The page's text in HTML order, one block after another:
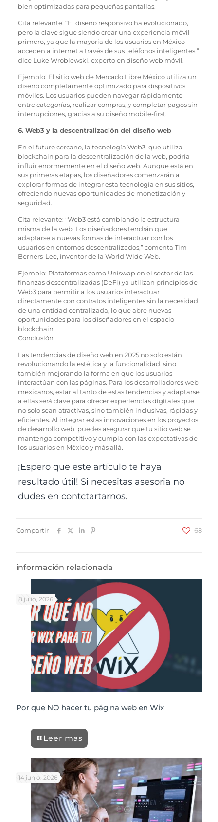
bien optimizadas para pequeñas pantallas.
Cita relevante: “El diseño responsivo ha evolucionado,
pero la clave sigue siendo crear una experiencia móvil
primero, ya que la mayoría de los usuarios en México
acceden a internet a través de sus teléfonos inteligentes,”
dice Luke Wroblewski, experto en diseño web móvil.
Ejemplo: El sitio web de Mercado Libre México utiliza un
diseño completamente optimizado para dispositivos
móviles. Los usuarios pueden navegar rápidamente
entre categorías, realizar compras, y completar pagos sin
interrupciones, gracias a su diseño mobile-first.
6. Web3 y la descentralización del diseño web
En el futuro cercano, la tecnología Web3, que utiliza
blockchain para la descentralización de la web, podría
influir enormemente en el diseño web. Aunque está en
sus primeras etapas, los diseñadores comenzarán a
explorar formas de integrar esta tecnología en sus sitios,
ofreciendo nuevas oportunidades de monetización y
seguridad.
Cita relevante: “Web3 está cambiando la estructura
misma de la web. Los diseñadores tendrán que
adaptarse a nuevas formas de interactuar con los
usuarios en entornos descentralizados,” comenta Tim
Berners-Lee, inventor de la World Wide Web.
Ejemplo: Plataformas como Uniswap en el sector de las
finanzas descentralizadas (DeFi) ya utilizan principios de
Web3 para permitir a los usuarios interactuar
directamente con contratos inteligentes sin la necesidad
de una entidad centralizada, lo que abre nuevas
oportunidades para los diseñadores en el espacio
blockchain.
Conclusión
Las tendencias de diseño web en 2025 no solo están
revolucionando la estética y la funcionalidad, sino
también mejorando la forma en que los usuarios
interactúan con las páginas. Para los desarrolladores web
mexicanos, estar al tanto de estas tendencias y adaptarse
a ellas será clave para ofrecer experiencias digitales que
no solo sean atractivas, sino también inclusivas, rápidas y
eficientes. Al integrar estas innovaciones en los proyectos
de desarrollo web, puedes asegurar que tu sitio web se
mantenga competitivo y cumpla con las expectativas de
los usuarios en México y más allá.
¡Espero que este artículo te haya
resultado útil! Si necesitas asesoria no
dudes en contctartarnos.
Compartir 68
información relacionada
8 julio, 2026
Por que NO hacer tu página web en Wix
Leer mas
14 junio, 2026